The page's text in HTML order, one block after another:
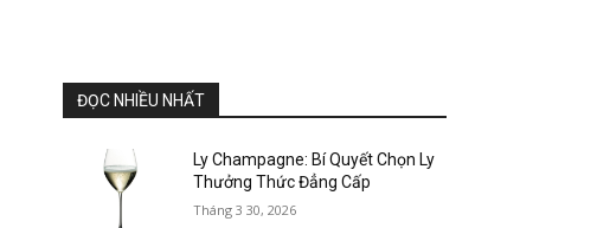
ĐỌC NHIỀU NHẤT
Ly Champagne: Bí Quyết Chọn Ly
Thưởng Thức Đẳng Cấp
Tháng 3 30, 2026